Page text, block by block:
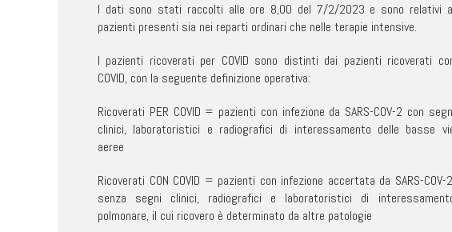
I dati sono stati raccolti alle ore 8,00 del 7/2/2023 e sono relativi
pazienti presenti sia nei reparti ordinari che nelle terapie intensive.
I pazienti ricoverati per COVID sono distinti dai pazienti ricoverati
COVID, con la seguente definizione operativa:
Ricoverati PER COVID = pazienti con infezione da SARS-COV-2 con
clinici, laboratoristici e radiografici di interessamento delle basse
aeree
Ricoverati CON COVID = pazienti con infezione accertata da SARS-COV-
senza segni clinici, radiografici e laboratoristici di
polmonare, il cui ricovero è determinato da altre patologie